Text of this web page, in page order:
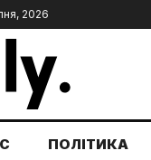
2026
ПОЛІТИКА